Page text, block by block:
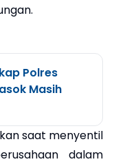
Polres
Masih
saat menyentil
dalam